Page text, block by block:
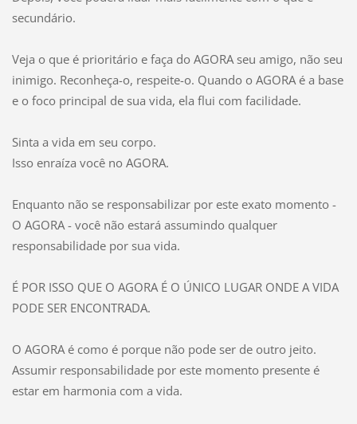
secundário.
Veja o que é prioritário e faça do AGORA seu amigo, não seu
inimigo. Reconheça-o, respeite-o. Quando o AGORA é a base
e o foco principal de sua vida, ela flui com facilidade.
Sinta a vida em seu corpo.
Isso enraíza você no AGORA.
Enquanto não se responsabilizar por este exato momento -
O AGORA - você não estará assumindo qualquer
responsabilidade por sua vida.
É POR ISSO QUE O AGORA É O ÚNICO LUGAR ONDE A VIDA
PODE SER ENCONTRADA.
O AGORA é como é porque não pode ser de outro jeito.
Assumir responsabilidade por este momento presente é
estar em harmonia com a vida.